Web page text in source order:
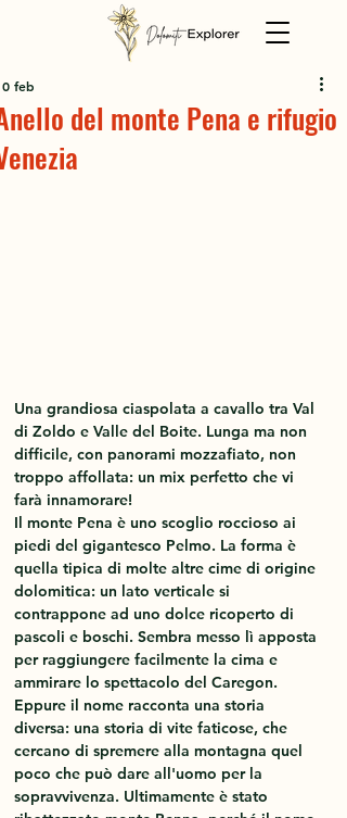
del monte Pena e rifugio
feb
Una grandiosa ciaspolata a cavallo tra Val
di Zoldo e Valle del Boite. Lunga ma non
difficile, con panorami mozzafiato, non
troppo affollata: un mix perfetto che vi
farà innamorare!
Il monte Pena è uno scoglio roccioso ai
piedi del gigantesco Pelmo. La forma è
quella tipica di molte altre cime di origine
dolomitica: un lato verticale si
contrappone ad uno dolce ricoperto di
pascoli e boschi. Sembra messo lì apposta
per raggiungere facilmente la cima e
ammirare lo spettacolo del Caregon.
Eppure il nome racconta una storia
diversa: una storia di vite faticose, che
cercano di spremere alla montagna quel
poco che può dare all'uomo per la
sopravvivenza. Ultimamente è stato